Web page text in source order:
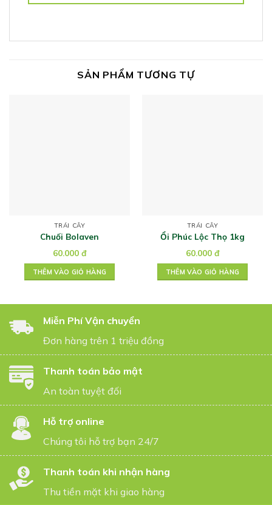
SẢN PHẨM TƯƠNG TỰ
TRÁI CÂY
Chuối Bolaven
60.000 đ
THÊM VÀO GIỎ HÀNG
TRÁI CÂY
Ổi Phúc Lộc Thọ 1kg
60.000 đ
THÊM VÀO GIỎ HÀNG
Miễn Phí Vận chuyển
Đơn hàng trên 1 triệu đồng
Thanh toán bảo mật
An toàn tuyệt đối
Hỗ trợ online
Chúng tôi hỗ trợ bạn 24/7
Thanh toán khi nhận hàng
Thu tiền mặt khi giao hàng